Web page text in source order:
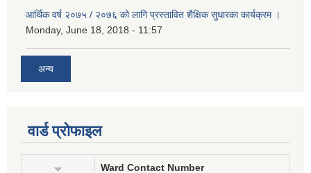
आर्थिक वर्ष २०७५ / २०७६ को लागि प्रस्तावित शैक्षिक सुधारका कार्यक्रम ।
Monday, June 18, 2018 - 11:57
अन्य
वार्ड प्रोफाइल
Ward Contact Number